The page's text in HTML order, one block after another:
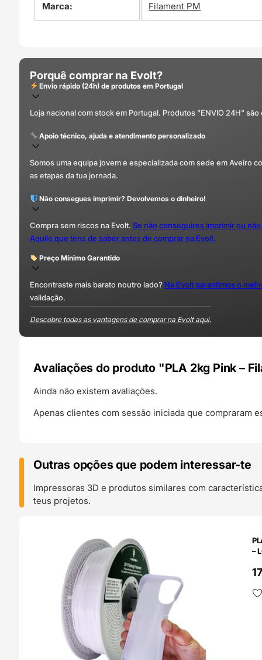
Marca: Filament PM
Porquê comprar na Evolt?
Envio rápido (24h) de produtos em Portugal
Loja nacional com stock em Portugal. Produtos "ENVIO 24H"
Apoio técnico, ajuda e atendimento personalizado
Somos uma equipa jovem e especializada com sede em Aveiro
as etapas da tua jornada.
Não consegues imprimir? Devolvemos o dinheiro!
Compra sem riscos na Evolt. Se não conseguires imprimir ou
Aquilo que tens de saber antes de comprar na Evolt.
Preço Mínimo Garantido
Encontraste mais barato noutro lado? Na Evolt garantimos o
validação.
Descobre todas as vantagens de comprar na Evolt aqui.
Avaliações do produto "PLA 2kg Pink –
Ainda não existem avaliações.
Apenas clientes com sessão iniciada que compraram
Outras opções que podem interessar-te
Impressoras 3D e produtos similares com
teus projetos.
–